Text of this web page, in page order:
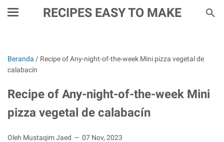
RECIPES EASY TO MAKE
Beranda / Recipe of Any-night-of-the-week Mini pizza vegetal de
calabacín
Recipe of Any-night-of-the-week Mini
pizza vegetal de calabacín
Oleh Mustaqim Jaed 07 Nov, 2023